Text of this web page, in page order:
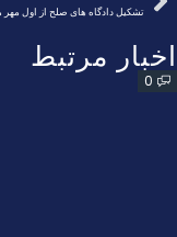
اخبار مرتبط
0